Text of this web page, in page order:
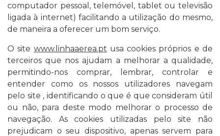
computador pessoal, telemóvel, tablet ou televisão
ligada à internet) facilitando a utilização do mesmo,
de maneira a oferecer um bom serviço.
O site www.linhaaerea.pt usa cookies próprios e de
terceiros que nos ajudam a melhorar a qualidade,
permitindo-nos comprar, lembrar, controlar e
entender como os nossos utilizadores navegam
pelo site , identificando o que é que consideram útil
ou não, para deste modo melhorar o processo de
navegação. As cookies utilizadas pelo site não
prejudicam o seu dispositivo, apenas servem para